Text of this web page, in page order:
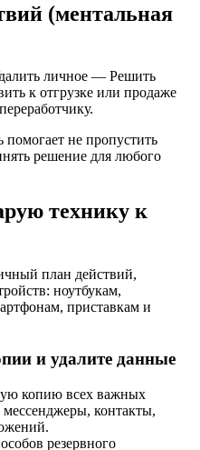
(ментальная
личное — Решить
к отгрузке или продаже
помогает не пропустить
решение для любого
технику к
план действий,
ноутбукам,
приставкам и
и удалите данные
копию всех важных
контакты,
резервного